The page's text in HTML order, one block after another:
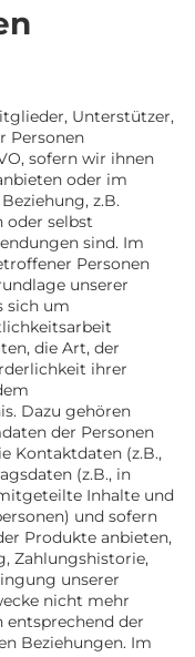
Unterstützer,
Personen
sofern wir ihnen
oder im
z.B.
selbst
sind. Im
Personen
unserer
sich um
die Art, der
ihrer
Dazu gehören
der Personen
Kontaktdaten (z.B.,
(z.B., in
Inhalte und
und sofern
Produkte anbieten,
Zahlungshistorie,
unserer
nicht mehr
der
Beziehungen. Im